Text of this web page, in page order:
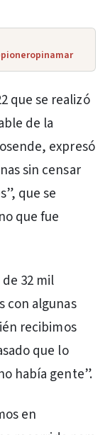
que se realizó
de la
expresó
sin censar
que se
que fue
32 mil
con algunas
recibimos
que lo
había gente”.
en